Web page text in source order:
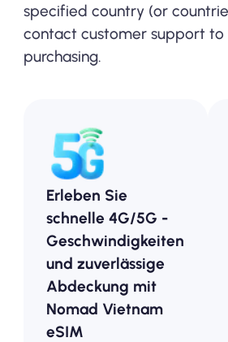
specified country (or
contact customer support
purchasing.
Erleben Sie
schnelle 4G/5G -
Geschwindigkeiten
und zuverlässige
Abdeckung mit
Nomad Vietnam
eSIM